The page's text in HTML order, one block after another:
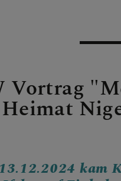
&
Vortrag
Heimat
kam